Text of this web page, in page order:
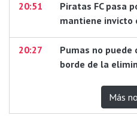
20:51
Piratas FC pasa
mantiene invicto
20:27
Pumas no puede
borde de la
Más